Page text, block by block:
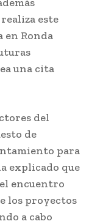
este
en Ronda
una cita
del
de
para
explicado que
encuentro
los proyectos
a cabo